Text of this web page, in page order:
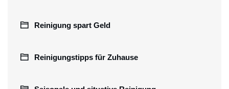
Reinigung spart Geld
Reinigungstipps für Zuhause